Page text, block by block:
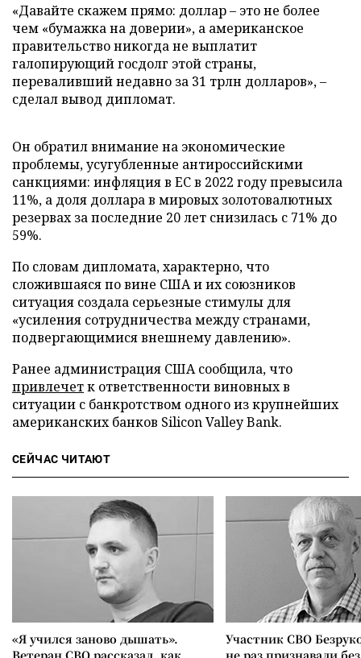
«Давайте скажем прямо: доллар – это не более
чем «бумажка на доверии», а американское
правительство никогда не выплатит
галопирующий госдолг этой страны,
переваливший недавно за 31 трлн долларов», –
сделал вывод дипломат.
Он обратил внимание на экономические
проблемы, усугубленные антироссийскими
санкциями: инфляция в ЕС в 2022 году превысила
11%, а доля доллара в мировых золотовалютных
резервах за последние 20 лет снизилась с 71% до
59%.
По словам дипломата, характерно, что
сложившаяся по вине США и их союзников
ситуация создала серьезные стимулы для
«усиления сотрудничества между странами,
подвергающимися внешнему давлению».
Ранее администрация США сообщила, что
привлечетк ответственности виновных в
ситуации с банкротством одного из крупнейших
американских банков Silicon Valley Bank.
СЕЙЧАС ЧИТАЮТ
«Я учился заново дышать».
Ветеран СВО рассказал, как
Участник СВО
не раз признавали